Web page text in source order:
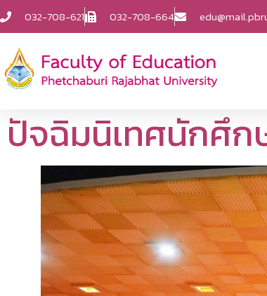
032-708-621 032-708-664
ปัจฉิมนิเทศนักศึ